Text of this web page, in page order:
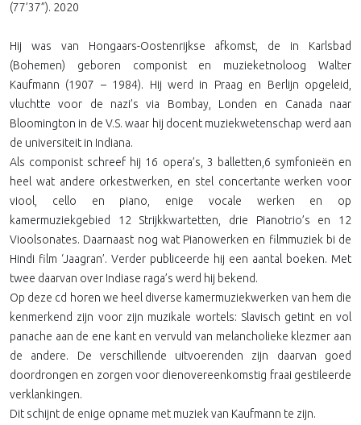
(77’37”). 2020
Hij was van Hongaars-Oostenrijkse afkomst, de in Karlsbad
(Bohemen) geboren componist en muzieketnoloog Walter
Kaufmann (1907 – 1984). Hij werd in Praag en Berlijn opgeleid,
vluchtte voor de nazi’s via Bombay, Londen en Canada naar
Bloomington in de V.S. waar hij docent muziekwetenschap werd aan
de universiteit in Indiana.
Als componist schreef hij 16 opera’s, 3 balletten,6 symfonieën en
heel wat andere orkestwerken, en stel concertante werken voor
viool, cello en piano, enige vocale werken en op
kamermuziekgebied 12 Strijkkwartetten, drie Pianotrio’s en 12
Vioolsonates. Daarnaast nog wat Pianowerken en filmmuziek bi de
Hindi film ‘Jaagran’. Verder publiceerde hij een aantal boeken. Met
twee daarvan over Indiase raga’s werd hij bekend.
Op deze cd horen we heel diverse kamermuziekwerken van hem die
kenmerkend zijn voor zijn muzikale wortels: Slavisch getint en vol
panache aan de ene kant en vervuld van melancholieke klezmer aan
de andere. De verschillende uitvoerenden zijn daarvan goed
doordrongen en zorgen voor dienovereenkomstig fraai gestileerde
verklankingen.
Dit schijnt de enige opname met muziek van Kaufmann te zijn.